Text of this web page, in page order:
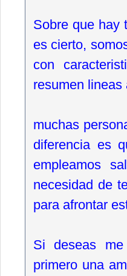
Sobre que hay
es cierto,
con
resumen lineas
muchas
diferencia es
empleamos
necesidad de
para afrontar
Si deseas
primero una